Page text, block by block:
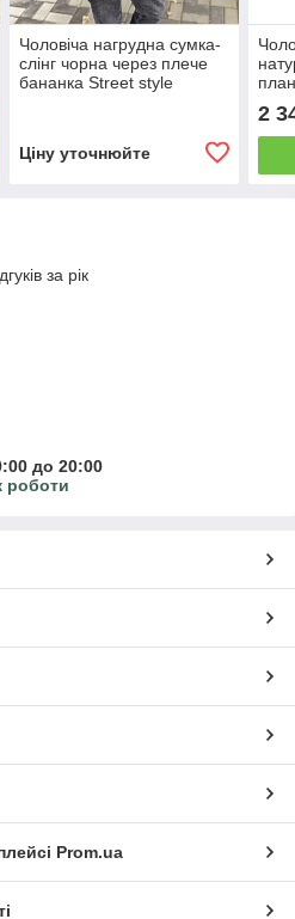
Чоловіча нагрудна сумка-
слінг чорна через плече
бананка Street style
Ціну уточнюйте
2
за рік
до 20:00
роботи
Prom.ua